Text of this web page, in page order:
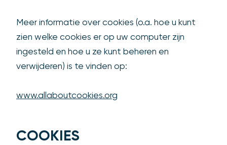
Meer informatie over cookies (o.a. hoe u kunt
zien welke cookies er op uw computer zijn
ingesteld en hoe u ze kunt beheren en
verwijderen) is te vinden op:
www.allaboutcookies.org
COOKIES